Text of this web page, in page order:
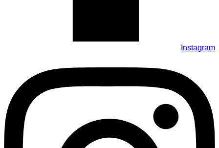
Instagram